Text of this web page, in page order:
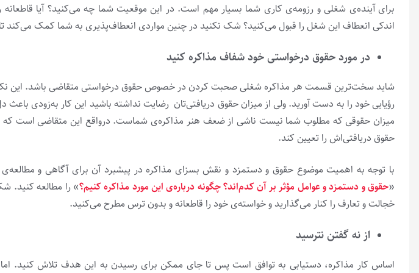
برای آینده‌ی شغلی و رزومه‌ی کاری شما بسیار مهم است. در این موقعیت شما چه می‌کنید؟ آیا قاطعانه
اندکی انعطاف این شغل را قبول می‌کنید؟ شک نکنید در چنین مواردی انعطاف‌پذیری به شما کمک می‌کند
در مورد حقوق درخواستی خود شفاف مذاکره کنید
شاید سخت‌ترین قسمت هر مذاکره‌ شغلی صحبت کردن در خصوص حقوق درخواستی متقاضی باشد. این
رؤیایی خود را به دست آورید. ولی از میزان حقوق دریافتی‌تان رضایت نداشته باشید این کار به‌زودی
میزان حقوقی که مطلوب شما نیست ناشی از ضعف هنر مذاکره‌ی شماست. درواقع این متقاضی است که
حقوق دریافتی‌اش را تعیین کند.
با توجه ‌به اهمیت موضوع حقوق و دستمزد و نقش بسزای مذاکره در پیشبرد آن برای آگاهی و
«حقوق و دستمزد و عوامل مؤثر بر آن کدم‌اند؟ چگونه درباره‌ی این مورد مذاکره کنیم؟»را مطالعه کنید.
خجالت و تعارف را کنار می‌گذارید و خواسته‌ی خود را قاطعانه و بدون ترس مطرح می‌کنید.
از نه گفتن نترسید
اساس کار مذاکره، دستیابی به توافق است پس تا جای ممکن برای رسیدن به این هدف تلاش کنید.